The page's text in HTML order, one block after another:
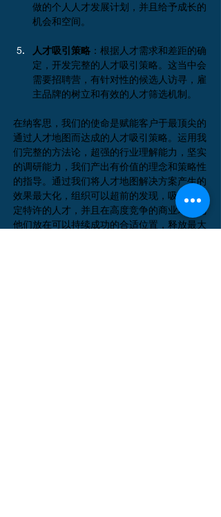
做的个人人才发展计划，并且给予成长的
机会和空间。
人才吸引策略 ：根据人才需求和差距的确
定，开发完整的人才吸引策略。这当中会
需要招聘营，有针对性的候选人访寻，雇
主品牌的树立和有效的人才筛选机制。
在纳客思，我们的使命是赋能客户于最顶尖的
通过人才地图而达成的人才吸引策略。运用我
们完整的方法论，超强的行业理解能力，坚实
的调研能力，我们产出有价值的理念和策略性
的指导。通过我们将人才地图解决方案产生的
效果最大化，组织可以超前的发现，吸引，锁
定特许的人才，并且在高度竞争的商业环境把
他们放在可以持续成功的合适位置，释放最大